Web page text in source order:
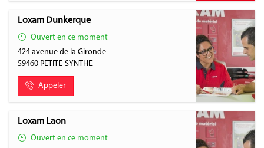
Loxam Dunkerque
Ouvert en ce moment
424 avenue de la Gironde
59460 PETITE-SYNTHE
Appeler
Loxam Laon
Ouvert en ce moment